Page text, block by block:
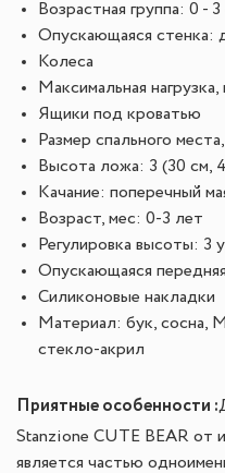
Возрастная группа: 0 -
Опускающаяся стенка:
Колеса
Максимальная нагрузка,
Ящики под кроватью
Размер спального
Высота ложа: 3 (30 см,
Качание: поперечный
Возраст, мес: 0-3 лет
Регулировка высоты: 3
Опускающаяся
Силиконовые накладки
Материал: бук,
стекло-акрил
Приятные особенности :
Stanzione CUTE BEAR от
является частью